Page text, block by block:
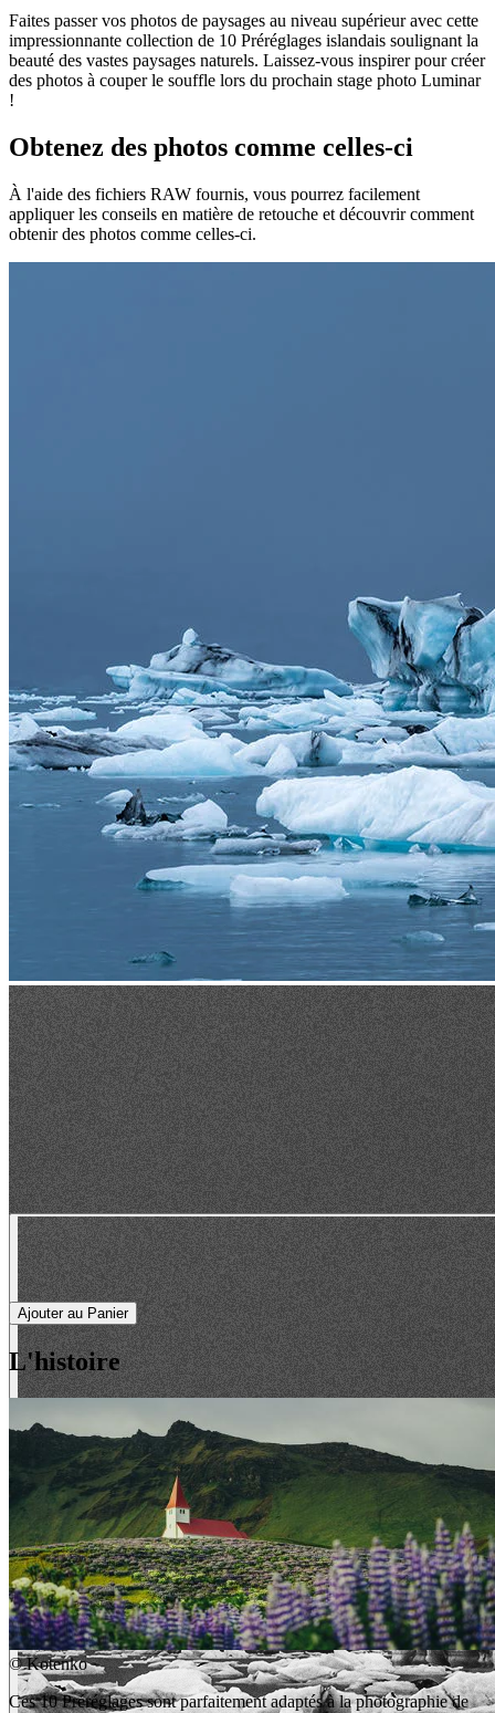
Faites passer vos photos de paysages au niveau supérieur avec cette
impressionnante collection de 10 Préréglages islandais soulignant la
beauté des vastes paysages naturels. Laissez-vous inspirer pour créer
des photos à couper le souffle lors du prochain stage photo Luminar
!
Obtenez des photos comme celles-ci
À l'aide des fichiers RAW fournis, vous pourrez facilement
appliquer les conseils en matière de retouche et découvrir comment
obtenir des photos comme celles-ci.
Ajouter au Panier
L'histoire
©Kotenko
Ces 10 Préréglages sont parfaitement adaptés à la photographie de